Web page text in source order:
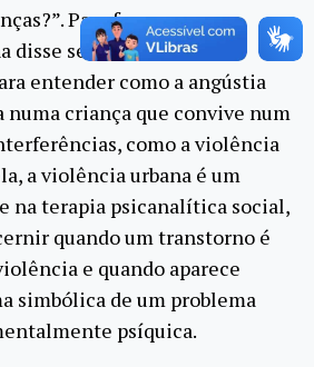
Para fazer essa
disse ser necessária uma
entender como a angústia
numa criança que convive num
como a violência
a violência urbana é um
na terapia psicanalítica social,
quando um transtorno é
e quando aparece
simbólica de um problema
psíquica.